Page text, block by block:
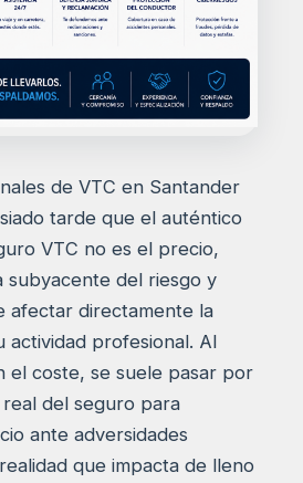
de VTC en Santander
tarde que el auténtico
VTC no es el precio,
subyacente del riesgo y
afectar directamente la
actividad profesional. Al
el coste, se suele pasar por
del seguro para
ante adversidades
que impacta de lleno